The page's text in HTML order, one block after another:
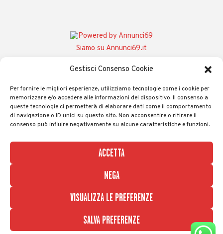
Gestisci Consenso Cookie
Per fornire le migliori esperienze, utilizziamo tecnologie come i cookie per
memorizzare e/o accedere alle informazioni del dispositivo. Il consenso a
queste tecnologie ci permetterà di elaborare dati come il comportamento
di navigazione o ID unici su questo sito. Non acconsentire o ritirare il
consenso può influire negativamente su alcune caratteristiche e funzioni.
ACCETTA
NEGA
VISUALIZZA LE PREFERENZE
SALVA PREFERENZE
Siamo su Annunci69.it
Therme & Privè | Contrada Via Fratte snc
zona Pip. Avellino - 83020 Forino (AV)
INFORMATIVA SUI COOKIE